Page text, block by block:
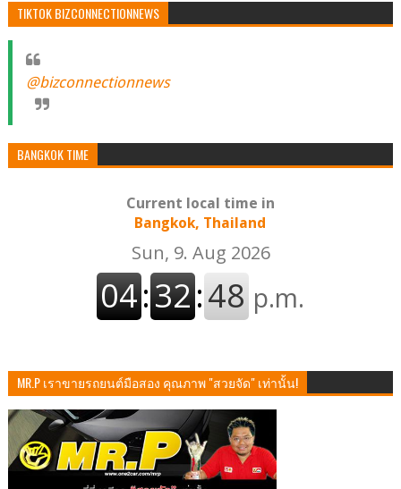
TIKTOK BIZCONNECTIONNEWS
@bizconnectionnews
BANGKOK TIME
Current local time in
Bangkok, Thailand
MR.P เราขายรถยนต์มือสอง คุณภาพ "สวยจัด" เท่านั้น!